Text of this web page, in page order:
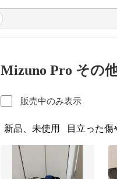
Mizuno Pro その
販売中のみ表示
新品、未使用 目立った傷